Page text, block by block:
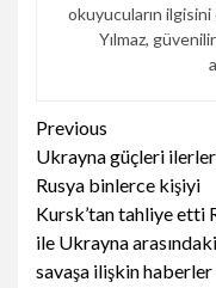
okuyucuların
Yılmaz,
Continue
Reading
Previous
Ukrayna güçleri
Rusya binlerce kişiyi
Kursk’tan tahliye etti
ile Ukrayna arasındaki
savaşa ilişkin haberler